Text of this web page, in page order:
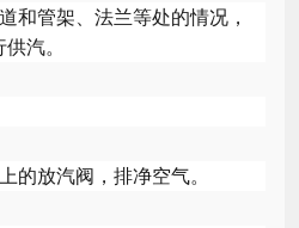
和管架、法兰等处的情况，
汽。
的放汽阀，排净空气。